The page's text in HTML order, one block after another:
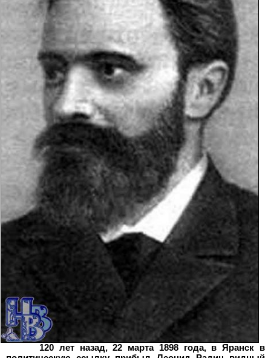
120 лет назад, 22 марта 1898
года, в Яранск в